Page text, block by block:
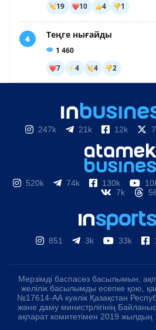
247k 21k 12k
520k 74k 130k
7k
851 3k 33k
Мерзімді баспасөз басылымын,
желілік басылымды есепке қою,
№17614-АА куәлік Қазақстан
және даму министрлігінің
ақпарат комитетімен 2019 жылдың